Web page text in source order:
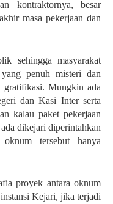
kontraktornya, besar
masa pekerjaan dan
sehingga masyarakat
penuh misteri dan
gratifikasi.Mungkin ada
dan Kasi Inter serta
kalau paket pekerjaan
dikejari diperintahkan
tersebut hanya
proyek antara oknum
Kejari, jika terjadi